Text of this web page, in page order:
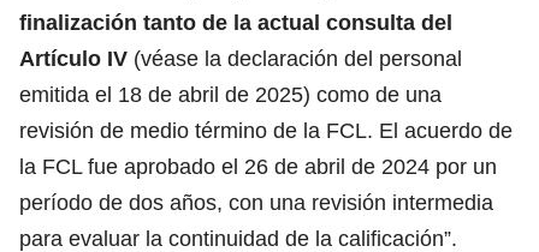
finalización tanto de la actual consulta del
Artículo IV (véase la declaración del personal
emitida el 18 de abril de 2025) como de una
revisión de medio término de la FCL. El acuerdo de
la FCL fue aprobado el 26 de abril de 2024 por un
período de dos años, con una revisión intermedia
para evaluar la continuidad de la calificación”.